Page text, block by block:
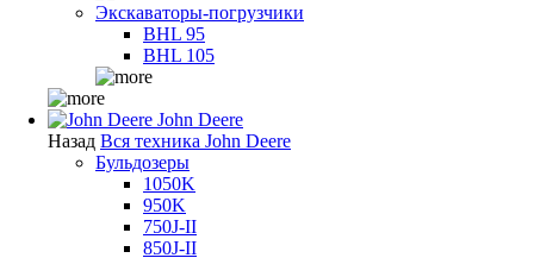
Экскаваторы-погрузчики
BHL 95
BHL 105
John Deere
Назад Вся техника John Deere
Бульдозеры
1050K
950K
750J-II
850J-II